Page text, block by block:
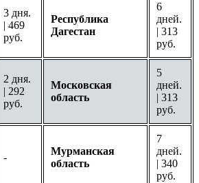
3 дня.
| 469
руб.
Республика
Дагестан
6
дней.
| 313
руб.
2 дня.
| 292
руб.
Московская
область
5
дней.
| 313
руб.
-
Мурманская
область
7
дней.
| 340
руб.